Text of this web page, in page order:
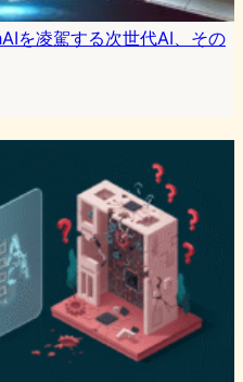
を凌駕する次世代AI、その